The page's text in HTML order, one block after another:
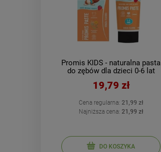
Promis KIDS - naturalna pasta
do zębów dla dzieci 0-6 lat
truskawkowym 50 ml
19,79 zł
Cena regularna: 21,99 zł
Najniższa cena: 21,99 zł
DO KOSZYKA